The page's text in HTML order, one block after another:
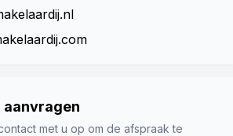
met u op om de afspraak te